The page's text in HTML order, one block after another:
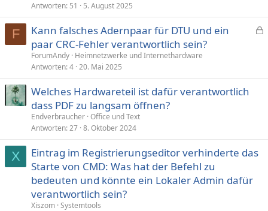
Antworten 51 5. August 2025
F
e
Kann falsches Adernpaar für DTU und ein
paar CRC-Fehler verantwortlich sein?
ForumAndy Heimnetzwerke und Internethardware
Antworten 4 20. Mai 2025
Welches Hardwareteil ist dafür verantwortlich
dass PDF zu langsam öffnen?
Endverbraucher Office und Text
Antworten 27 8. Oktober 2024
X
Eintrag im Registrierungseditor verhinderte das
Starte von CMD: Was hat der Befehl zu
bedeuten und könnte ein Lokaler Admin dafür
verantwortlich sein?
Xiszom Systemtools